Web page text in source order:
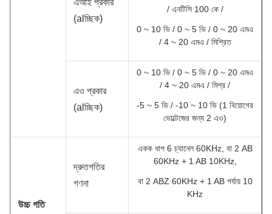
এআই প্রকার
(alচ্ছিক)
/ এনটিসি 100 কে /
0 ~ 10 ভি / 0 ~ 5 ভি / 0 ~ 20 এমএ
/ 4 ~ 20 এমএ / মিশ্রিত
এও প্রকার
(alচ্ছিক)
0 ~ 10 ভি / 0 ~ 5 ভি / 0 ~ 20 এমএ
/ 4 ~ 20 এমএ / মিশ্র /
-5 ~ 5 ভি / -10 ~ 10 ভি (1 বিয়োগের
ভোল্টেজের জন্য 2 এও)
উচ্চ গতি
দ্রুতগতির
গণনা
একক ধাপ 6 চ্যানেল 60KHz, বা 2 AB
60KHz + 1 AB 10KHz,
বা 2 ABZ 60KHz + 1 AB পর্যায় 10
KHz